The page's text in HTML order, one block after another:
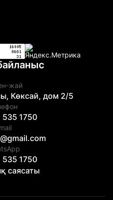
жай
Көксай, дом 2/5
535 1750
535 1750
саясаты